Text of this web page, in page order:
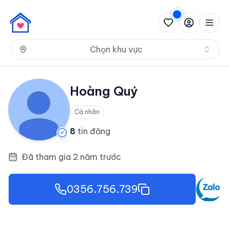
Chọn khu vực
Hoàng Quý
Cá nhân
8 tin đăng
Đã tham gia 2 năm trước
0356.756.739